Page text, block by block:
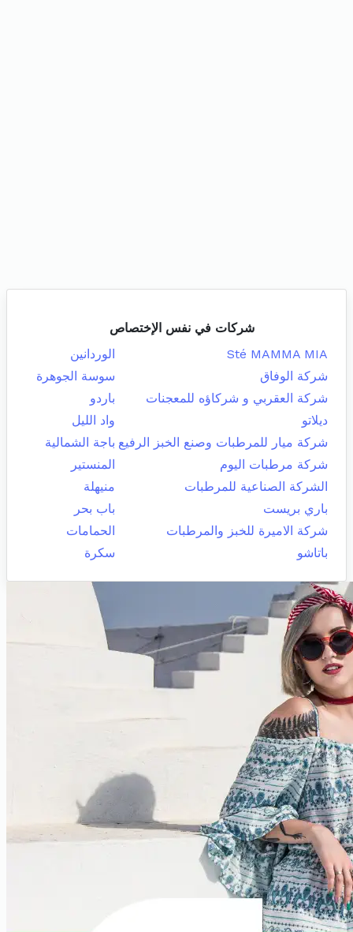
شركات في نفس الإختصاص
Sté MAMMA MIA
الوردانين
شركة الوفاق
سوسة الجوهرة
شركة العقربي و شركاؤه للمعجنات
باردو
ديلاتو
واد الليل
شركة ميار للمرطبات وصنع الخبز الرفيع باجة الشمالية
شركة مرطبات اليوم
المنستير
الشركة الصناعية للمرطبات
منيهلة
باري بريست
باب بحر
شركة الاميرة للخبز والمرطبات
الحمامات
باتاشو
سكرة